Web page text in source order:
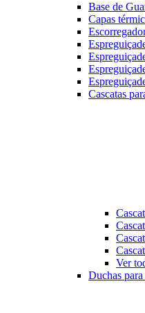
Base de
Capas
Cascatas
Ver
Duchas